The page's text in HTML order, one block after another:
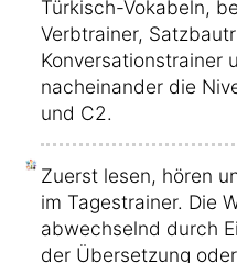
Türkisch-Vokabeln,
Verbtrainer,
Konversationstrainer
nacheinander die
und C2.
Zuerst lesen, hören
im Tagestrainer. Die
abwechselnd durch
der Übersetzung